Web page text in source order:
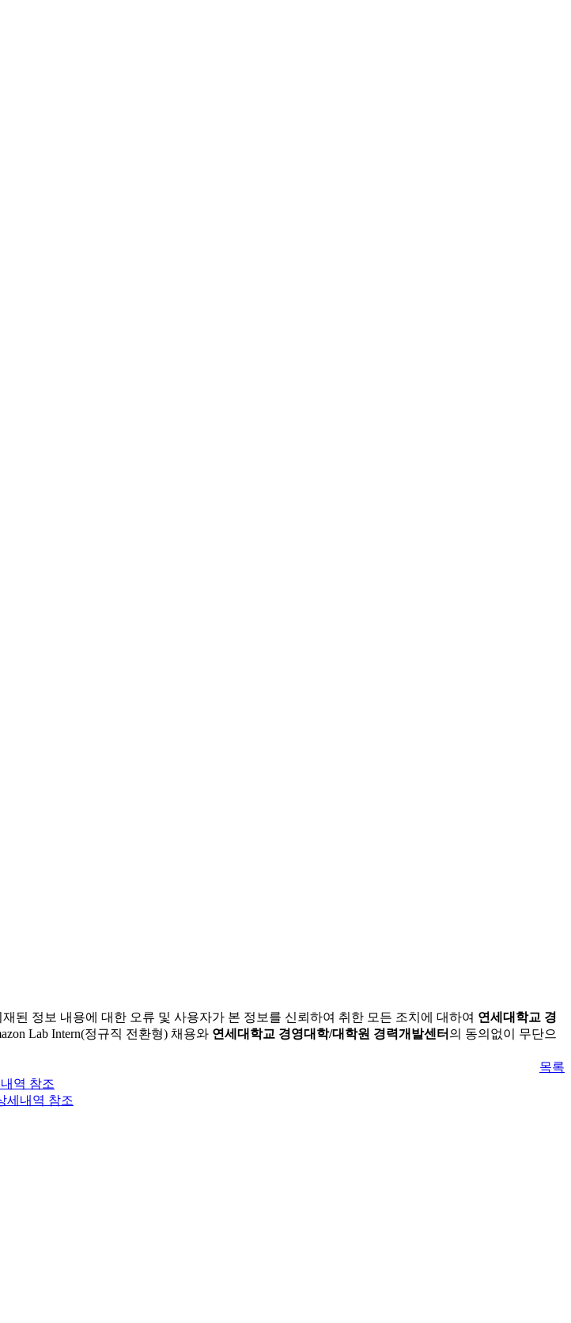
된 정보 내용에 대한 오류 및 사용자가 본 정보를 신뢰하여 취한 모든 조치에 대하여 연세대학교 경
Lab Intern(정규직 전환형) 채용와 연세대학교 경영대학/대학원 경력개발센터 의 동의없이 무단으
목록
역 참조
세내역 참조